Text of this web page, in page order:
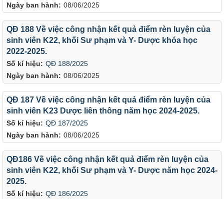
Ngày ban hành: 08/06/2025
Số kí hiệu: QĐ 188/2025
Ngày ban hành: 08/06/2025
QĐ 188 Về việc công nhận kết quả điểm rèn luyện của
sinh viên K22, khối Sư phạm và Y- Dược khóa học
2022-2025.
Số kí hiệu: QĐ 187/2025
Ngày ban hành: 08/06/2025
QĐ 187 Về việc công nhận kết quả điểm rèn luyện của
sinh viên K23 Dược liên thông năm học 2024-2025.
Số kí hiệu: QĐ 186/2025
QĐ186 Về việc công nhận kết quả điểm rèn luyện của
sinh viên K22, khối Sư phạm và Y- Dược năm học 2024-
2025.